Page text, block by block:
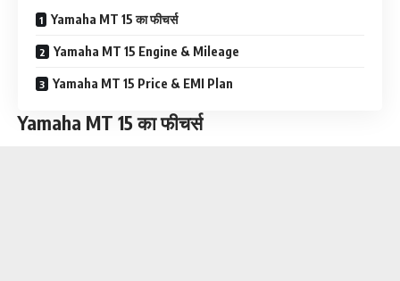
Yamaha MT 15 का फीचर्स
Yamaha MT 15 Engine & Mileage
Yamaha MT 15 Price & EMI Plan
Yamaha MT 15 का फीचर्स